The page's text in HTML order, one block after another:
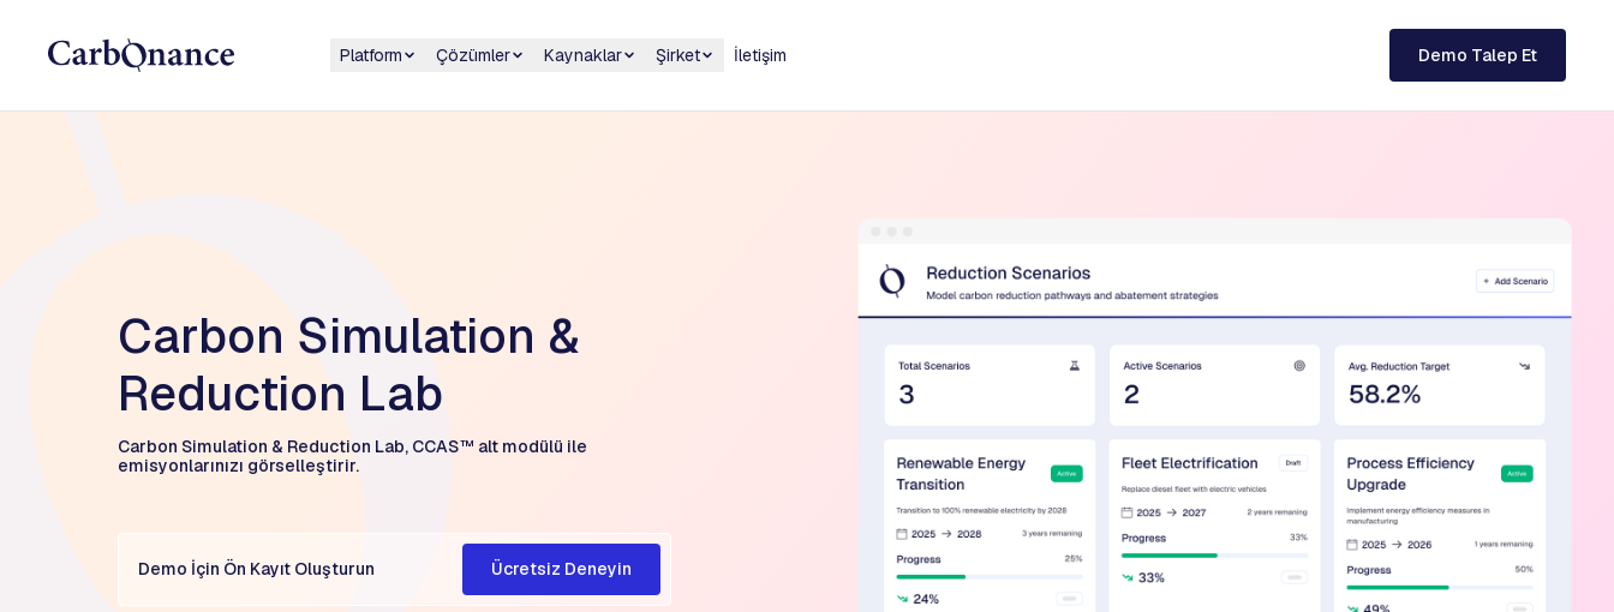
Platform Çözümler Kaynaklar Şirket İletişim Demo Talep Et
Carbon Simulation &
Reduction Lab
Carbon Simulation & Reduction Lab, CCAS™ alt modülü ile
emisyonlarınızı görselleştirir.
Demo İçin Ön Kayıt Oluşturun Ücretsiz Deneyin